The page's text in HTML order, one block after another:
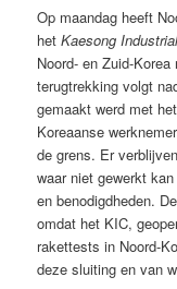
Op maandag heeft
hetKaesong
Noord- en Zuid-
terugtrekking volgt
gemaakt werd met
Koreaanse
de grens. Er
waar niet gewerkt
en benodigdheden.
omdat het KIC,
rakettests in Noord-
deze sluiting en van